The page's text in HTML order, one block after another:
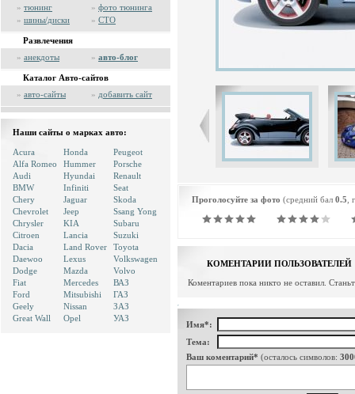
» тюнинг » фото тюнинга
» шины/диски » СТО
Развлечения
» анекдоты » авто-блог
Каталог Авто-сайтов
» авто-сайты » добавить сайт
Наши сайты о марках авто:
Acura
Alfa Romeo
Audi
BMW
Chery
Chevrolet
Chrysler
Citroen
Dacia
Daewoo
Dodge
Fiat
Ford
Geely
Great Wall
Honda
Hummer
Hyundai
Infiniti
Jaguar
Jeep
KIA
Lancia
Land Rover
Lexus
Mazda
Mercedes
Mitsubishi
Nissan
Opel
Peugeot
Porsche
Renault
Seat
Skoda
Ssang Yong
Subaru
Suzuki
Toyota
Volkswagen
Volvo
ВАЗ
ГАЗ
ЗАЗ
УАЗ
Проголосуйте за фото (средний бал 0.5
КОМЕНТАРИИ ПОЛЬЗОВАТЕЛЕЙ
Коментариев пока никто не оставил.
Имя*:
Тема:
Ваш коментарий* (осталось символов: